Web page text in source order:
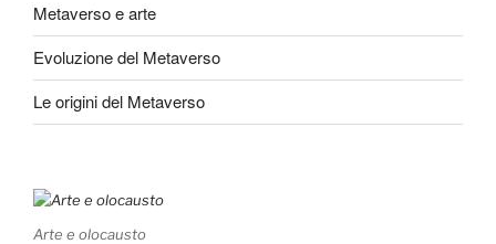
Metaverso e arte
Evoluzione del Metaverso
Le origini del Metaverso
Arte e olocausto